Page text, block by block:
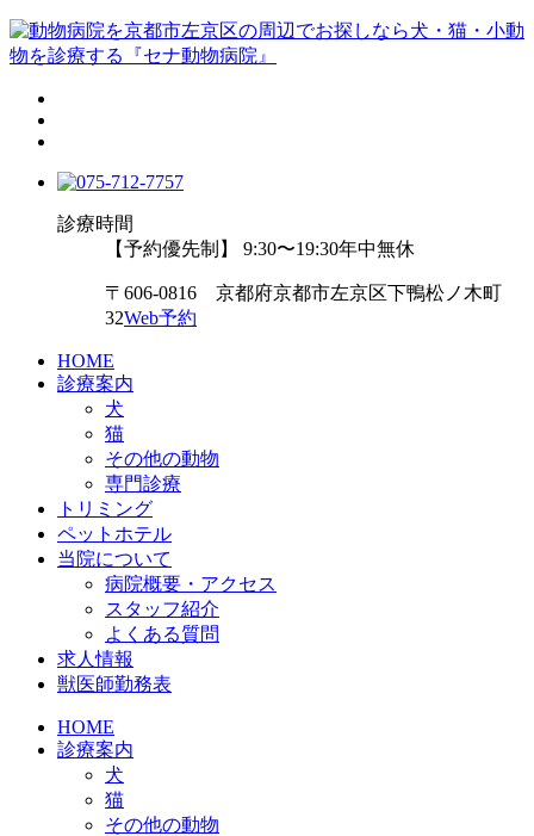
診療時間
【予約優先制】 9:30〜19:30年中無休
〒606-0816 京都府京都市左京区下鴨松ノ木町
32Web予約
HOME
診療案内
犬
猫
その他の動物
専門診療
トリミング
ペットホテル
当院について
病院概要・アクセス
スタッフ紹介
よくある質問
求人情報
獣医師勤務表
HOME
診療案内
犬
猫
その他の動物